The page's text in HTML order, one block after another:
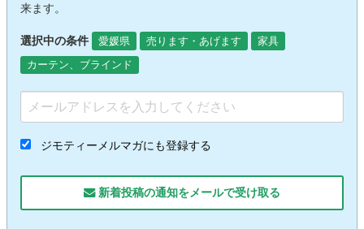
来ます。
選択中の条件 愛媛県 売ります・あげます
家具
カーテン、ブラインド
ジモティーメルマガにも登録する
新着投稿の通知をメールで受け取る